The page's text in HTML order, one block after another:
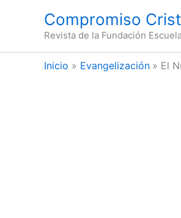
contenido
Compromiso
Revista de la Fundación
Inicio Evangelización El